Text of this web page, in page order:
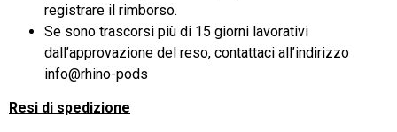
registrare il rimborso.
Se sono trascorsi più di 15 giorni lavorativi
dall’approvazione del reso, contattaci all’indirizzo
info@rhino-pods
Resi di spedizione